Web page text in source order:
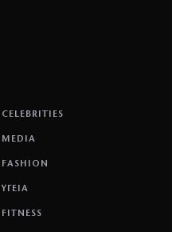
CELEBRITIES
MEDIA
FASHION
ΥΓΕΙΑ
FITNESS